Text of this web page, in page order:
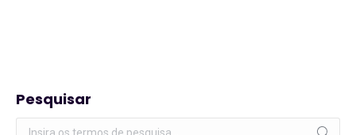
Pesquisar
Pesquisar: